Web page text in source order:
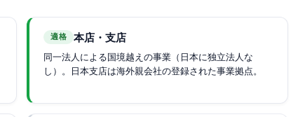
適格 本店・支店
同一法人による国境越えの事業（日本に独立法人な
し）。日本支店は海外親会社の登録された事業拠点。